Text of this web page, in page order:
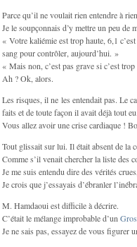
Parce qu’il ne voulait rien entendre à
Je le soupçonnais d’y mettre un peu de
« Votre kaliémie est trop haute, 6,1
sang pour contrôler, aujourd’hui. »
« Mais non, c’est pas grave si c’est
Ah ? Ok, alors.
Les risques, il ne les entendait pas. Le
faits et de toute façon il avait déjà tout eu.
Vous allez avoir une crise cardiaque !
Tout glissait sur lui. Il était absent de la
Comme s’il venait chercher la liste des
Je me suis entendu dire des vérités
Je crois que j’essayais d’ébranler
M. Hamdaoui est difficile à décrire.
C’était le mélange improbable d’un
Je ne sais pas, essayez de vous figurer